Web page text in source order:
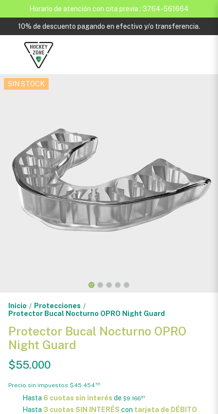
Horario de atención con cita previa : 3764-561664
10% de descuento pagando en efectivo y/o transferencia.
SIN STOCK
Inicio / Protecciones /
Protector Bucal Nocturno OPRO Night Guard
Protector Bucal Nocturno OPRO
Night Guard
$55.000
Precio sin impuestos $45.45455
Hasta 6 cuotas sin interés de $9.16667
Hasta 3 cuotas SIN INTERÉS con tarjeta de DÉBITO